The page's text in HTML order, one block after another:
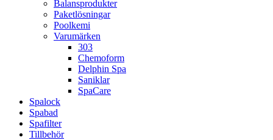
Balansprodukter
Paketlösningar
Poolkemi
Varumärken
303
Chemoform
Delphin Spa
Saniklar
SpaCare
Spalock
Spabad
Spafilter
Tillbehör